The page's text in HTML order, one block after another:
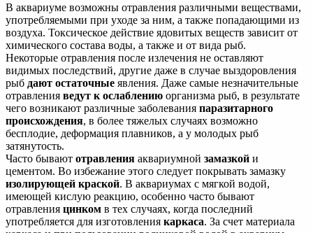
В аквариуме возможны отравления различными веществами,
употребляемыми при уходе за ним, а также попадающими из
воздуха. Токсическое действие ядовитых веществ зависит от
химического состава воды, а также и от вида рыб.
Некоторые отравления после излечения не оставляют
видимых последствий, другие даже в случае выздоровления
рыб дают остаточные явления. Даже самые незначительные
отравления ведут к ослаблению организма рыб, в результате
чего возникают различные заболевания паразитарного
происхождения, в более тяжелых случаях возможно
бесплодие, деформация плавников, а у молодых рыб
затянутость.
Часто бывают отравления аквариумной замазкой и
цементом. Во избежание этого следует покрывать замазку
изолирующей краской. В аквариумах с мягкой водой,
имеющей кислую реакцию, особенно часто бывают
отравления цинком в тех случаях, когда последний
употребляется для изготовления каркаса. За счет материала